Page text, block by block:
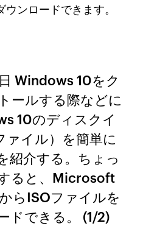
ンロードできます。
Windows 10をク
ールする際などに
10のディスクイ
ァイル）を簡単に
紹介する。ちょっ
ると、Microsoft
らISOファイルを
ドできる。 (1/2)